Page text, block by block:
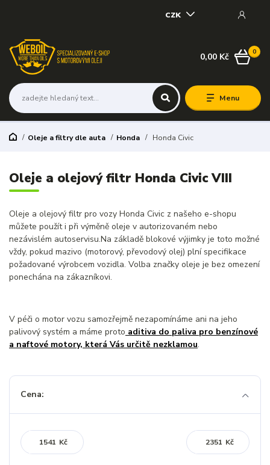
Menu
CZK
0
0,00 Kč
Oleje a filtry dle auta Honda Honda Civic
Oleje a olejový filtr Honda Civic VIII
Oleje a olejový filtr pro vozy Honda Civic z našeho e-shopu
můžete použít i při výměně oleje v autorizovaném nebo
nezávislém autoservisu.Na základě blokové výjimky je toto možné
vždy, pokud mazivo (motorový, převodový olej) plní specifikace
požadované výrobcem vozidla. Volba značky oleje je bez omezení
ponechána na zákazníkovi.
V péči o motor vozu samozřejmě nezapomínáme ani na jeho
palivový systém a máme proto aditiva do paliva pro benzínové
a naftové motory, která Vás určitě nezklamou.
Cena:
Kč Kč